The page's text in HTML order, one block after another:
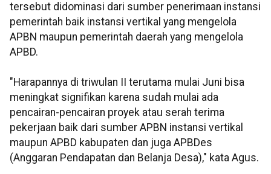
tersebut didominasi dari sumber penerimaan instansi
pemerintah baik instansi vertikal yang mengelola
APBN maupun pemerintah daerah yang mengelola
APBD.
"Harapannya di triwulan II terutama mulai Juni bisa
meningkat signifikan karena sudah mulai ada
pencairan-pencairan proyek atau serah terima
pekerjaan baik dari sumber APBN instansi vertikal
maupun APBD kabupaten dan juga APBDes
(Anggaran Pendapatan dan Belanja Desa)," kata Agus.